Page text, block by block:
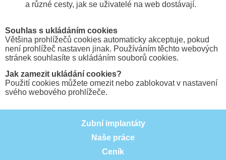
a různé cesty, jak se uživatelé na web dostávají.
Souhlas s ukládáním cookies
Většina prohlížečů cookies automaticky akceptuje, pokud
není prohlížeč nastaven jinak. Používáním těchto webových
stránek souhlasíte s ukládáním souborů cookies.
Jak zamezit ukládání cookies?
Použití cookies můžete omezit nebo zablokovat v nastavení
svého webového prohlížeče.
Zubní implantáty
Naše práce
Ceník